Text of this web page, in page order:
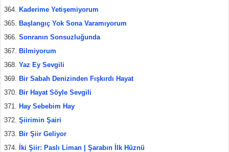
Kaderime Yetişemiyorum
Başlangıç Yok Sona Varamıyorum
Sonranın Sonsuzluğunda
Bilmiyorum
Yaz Ey Sevgili
Bir Sabah Denizinden Fışkırdı Hayat
Bir Hayat Söyle Sevgili
Hay Sebebim Hay
Şiirimin Şairi
Bir Şiir Geliyor
İki Şiir: Paslı Liman | Şarabın İlk Hüznü